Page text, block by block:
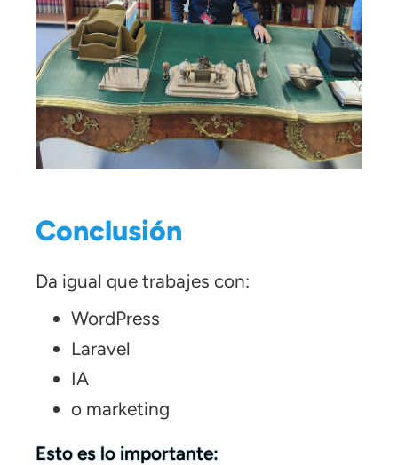
Conclusión
Da igual que trabajes con:
WordPress
Laravel
IA
o marketing
Esto es lo importante: